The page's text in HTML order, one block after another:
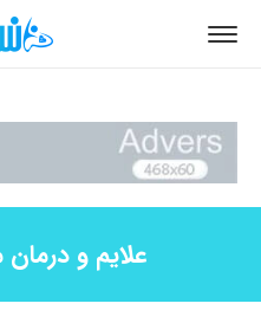
علایم و